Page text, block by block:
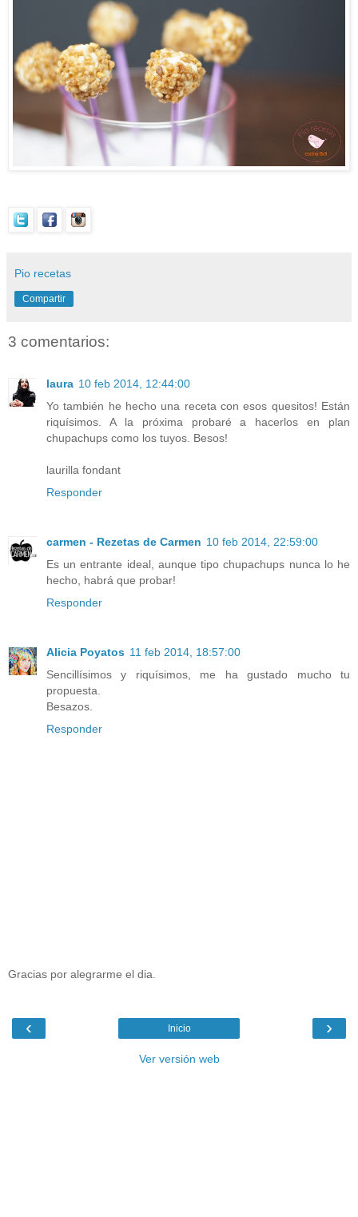
Pio recetas
Compartir
3 comentarios:
laura 10 feb 2014, 12:44:00
Yo también he hecho una receta con esos quesitos! Están
riquísimos. A la próxima probaré a hacerlos en plan
chupachups como los tuyos. Besos!
laurilla fondant
Responder
carmen - Rezetas de Carmen 10 feb 2014, 22:59:00
Es un entrante ideal, aunque tipo chupachups nunca lo he
hecho, habrá que probar!
Responder
Alicia Poyatos 11 feb 2014, 18:57:00
Sencillísimos y riquísimos, me ha gustado mucho tu
propuesta.
Besazos.
Responder
Gracias por alegrarme el dia.
‹ ›
Inicio
Ver versión web